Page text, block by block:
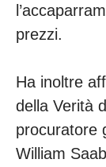
prezzi.
Ha inoltre
della Verità
procuratore
William